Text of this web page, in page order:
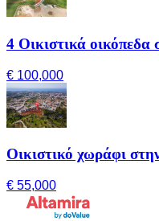
4 Οικιστικά
€ 100,000
Οικιστικό χωράφι
€ 55,000